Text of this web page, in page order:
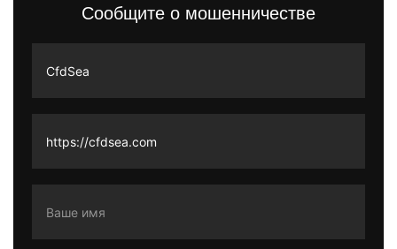
Сообщите о мошенничестве